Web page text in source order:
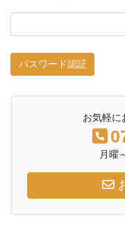
お気軽に
月曜